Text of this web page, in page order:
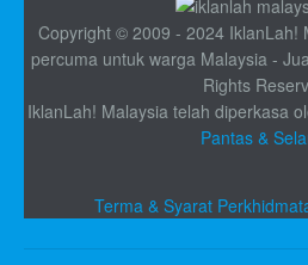
Copyright © 2009 - 2024 IklanLah!
percuma untuk warga Malaysia -
Rights
IklanLah! Malaysia telah diperkasa
Pantas &
Terma & Syarat